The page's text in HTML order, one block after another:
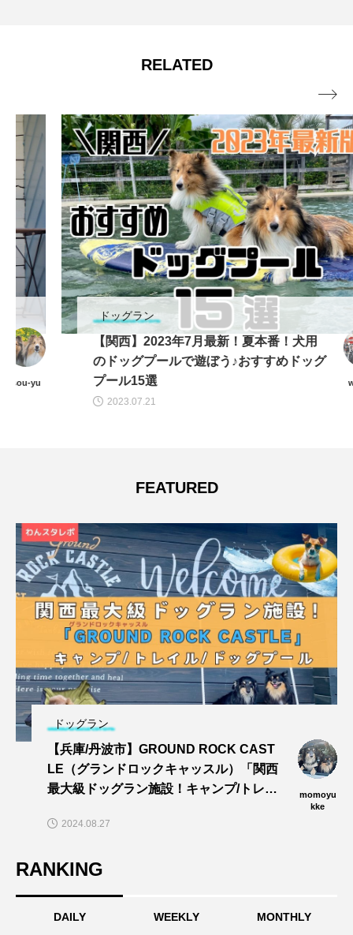
RELATED
ドッグラン
【関西】2023年7月最新！夏本番！犬用
のドッグプールで遊ぼう♪おすすめドッグ
プール15選
2023.07.21

FEATURED
ドッグラン
【兵庫/丹波市】GROUND ROCK CAST
LE（グランドロックキャッスル）「関西
最大級ドッグラン施設！キャンプ/トレイ
う〜🎵」
momoyu
kke
2024.08.27
RANKING
DAILY WEEKLY MONTHLY